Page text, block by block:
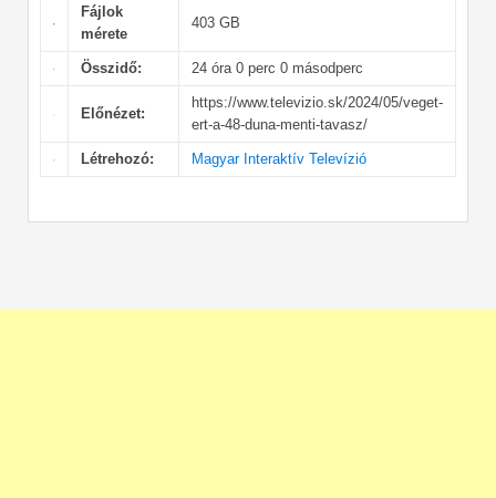
Fájlok
mérete
403 GB
Összidő: 24 óra 0 perc 0 másodperc
Előnézet:
https://www.televizio.sk/2024/05/veget-
ert-a-48-duna-menti-tavasz/
Létrehozó: Magyar Interaktív Televízió